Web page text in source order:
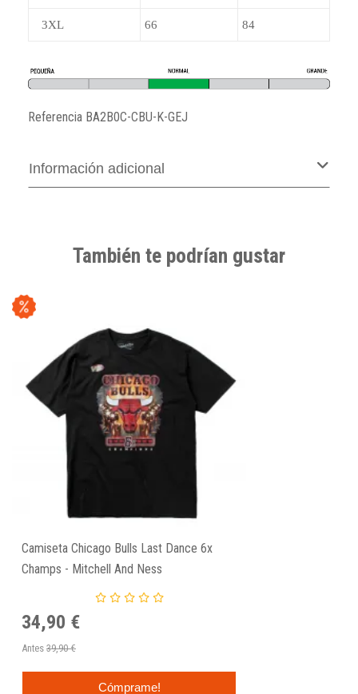
3XL 66 84
Referencia BA2B0C-CBU-K-GEJ
Información adicional
También te podrían gustar
Camiseta Chicago Bulls Last Dance 6x
Champs - Mitchell And Ness
34,90 €
Antes 39,90 €
Cómprame!